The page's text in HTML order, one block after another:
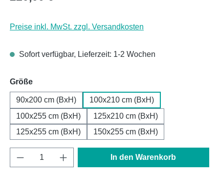
Preise inkl. MwSt. zzgl. Versandkosten
Sofort verfügbar, Lieferzeit: 1-2 Wochen
Größeauswählen
90x200 cm (BxH)
100x210 cm (BxH)
100x255 cm (BxH)
125x210 cm (BxH)
125x255 cm (BxH)
150x255 cm (BxH)
Produkt Anzahl: Gib den gewünschten
In den Warenkorb